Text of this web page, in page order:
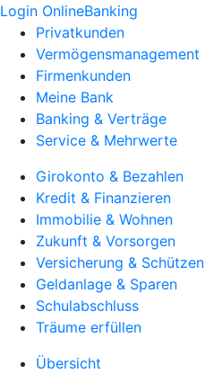
Login OnlineBanking
Privatkunden
Vermögensmanagement
Firmenkunden
Meine Bank
Banking & Verträge
Service & Mehrwerte
Girokonto & Bezahlen
Kredit & Finanzieren
Immobilie & Wohnen
Zukunft & Vorsorgen
Versicherung & Schützen
Geldanlage & Sparen
Schulabschluss
Träume erfüllen
Übersicht